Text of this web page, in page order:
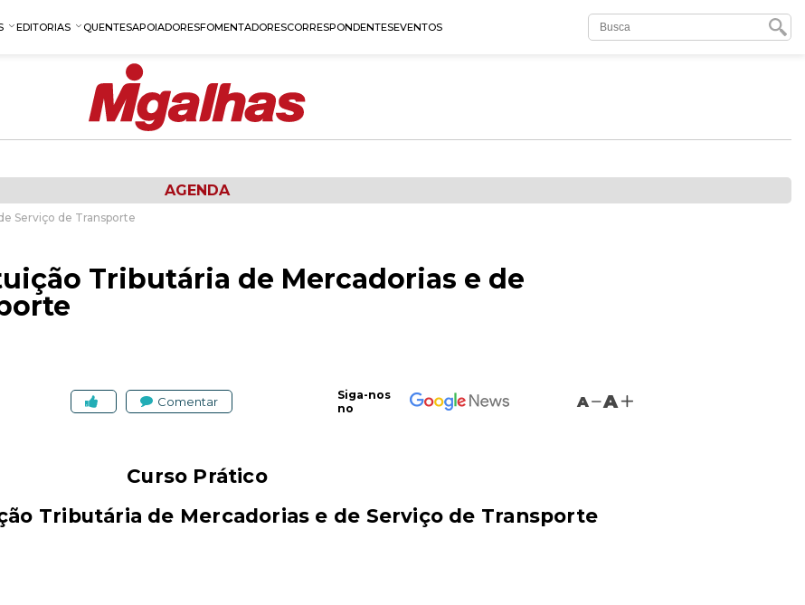
EDITORIAS QUENTESAPOIADORESFOMENTADORESCORRESPONDENTESEVENTOS
AGENDA
Serviço de Transporte
Tributária de Mercadorias e de
Comentar
Siga-nos
no
A A
Curso Prático
Tributária de Mercadorias e de Serviço de Transporte